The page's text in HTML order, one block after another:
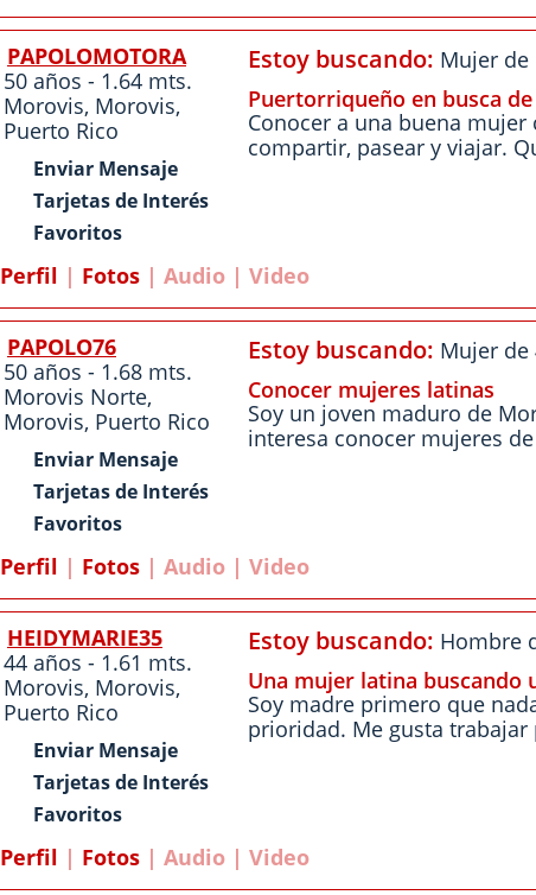
PAPOLOMOTORA
50 años - 1.64 mts.
Morovis, Morovis,
Puerto Rico
Enviar Mensaje
Tarjetas de Interés
Favoritos
Estoy buscando: Mujer de
Puertorriqueño en busca
Conocer a una buena
compartir, pasear y viajar.
Perfil | Fotos | Audio | Video
PAPOLO76
50 años - 1.68 mts.
Morovis Norte,
Morovis, Puerto Rico
Enviar Mensaje
Tarjetas de Interés
Favoritos
Estoy buscando: Mujer de
Conocer mujeres latinas
Soy un joven maduro de
interesa conocer mujeres
Perfil | Fotos | Audio | Video
HEIDYMARIE35
44 años - 1.61 mts.
Morovis, Morovis,
Puerto Rico
Enviar Mensaje
Tarjetas de Interés
Favoritos
Estoy buscando: Hombre
Una mujer latina buscando
Soy madre primero que
prioridad. Me gusta trabajar
Perfil | Fotos | Audio | Video